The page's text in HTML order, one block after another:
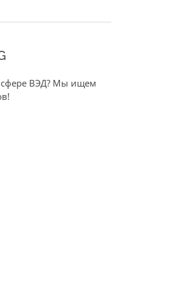
сфере ВЭД? Мы ищем